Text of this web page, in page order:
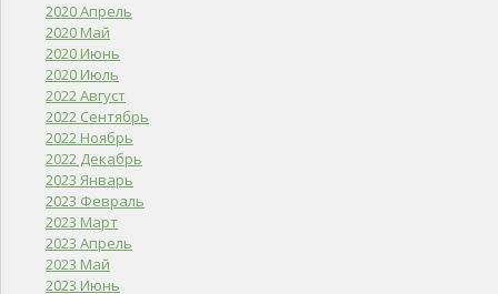
2020 Апрель
2020 Май
2020 Июнь
2020 Июль
2022 Август
2022 Сентябрь
2022 Ноябрь
2022 Декабрь
2023 Январь
2023 Февраль
2023 Март
2023 Апрель
2023 Май
2023 Июнь